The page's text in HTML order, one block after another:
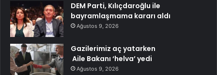
DEM Parti, Kılıçdaroğlu ile
bayramlaşmama kararı aldı
Ağustos 9, 2026
Gazilerimiz aç yatarken
Aile Bakanı ‘helva’ yedi
Ağustos 9, 2026